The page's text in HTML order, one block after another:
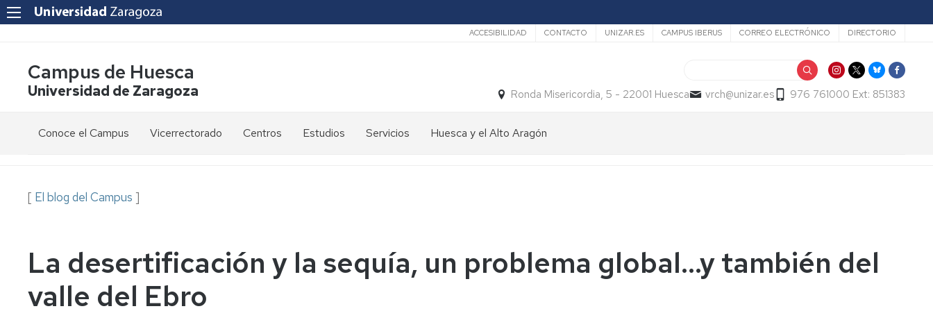
Secundario
ACCESIBILIDAD CONTACTO UNIZAR.ES CAMPUS IBERUS CORREO ELECTRÓNICO DIRECTORIO
Campus de Huesca
Universidad de Zaragoza Ronda Misericordia, 5 - 22001 Huesca vrch@unizar.es 976 761000 Ext: 851383
Conoce el Campus
la
Vicerrectora
Gobierno
Dónde
estamos
Vicerrectorado
Cursos
de
Español
como
Servicios
Secretaría
del
Vicerrectorado
Calidad
Centros Estudios
Formación
Servicios Huesca y el Alto Aragón
Turismo
y
En
Huesca
[ El blog del Campus ]
La desertificación y la sequía, un problema global...y también del
valle del Ebro